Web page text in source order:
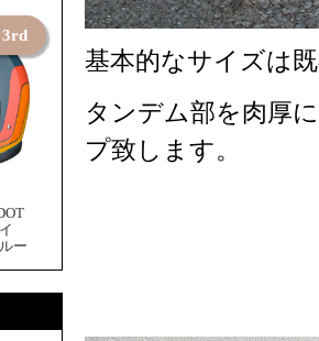
ー
基本的なサイズは
タンデム部を肉厚
プ致します。